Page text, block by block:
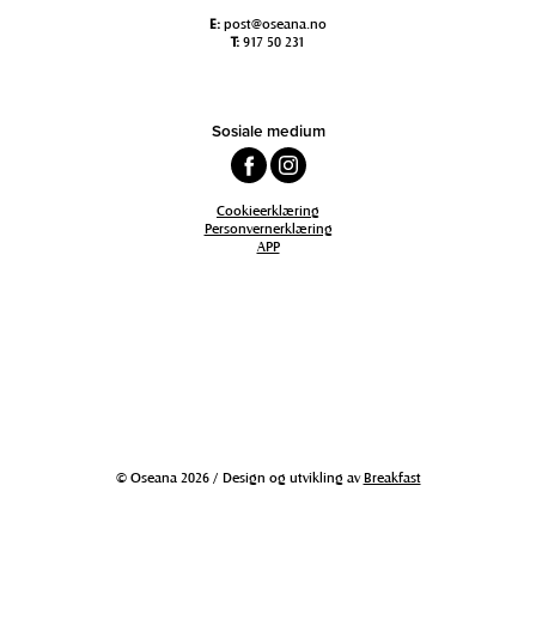
E: post@oseana.no
T: 917 50 231
Sosiale medium
Cookieerklæring
Personvernerklæring
APP
© Oseana 2026 / Design og utvikling avBreakfast